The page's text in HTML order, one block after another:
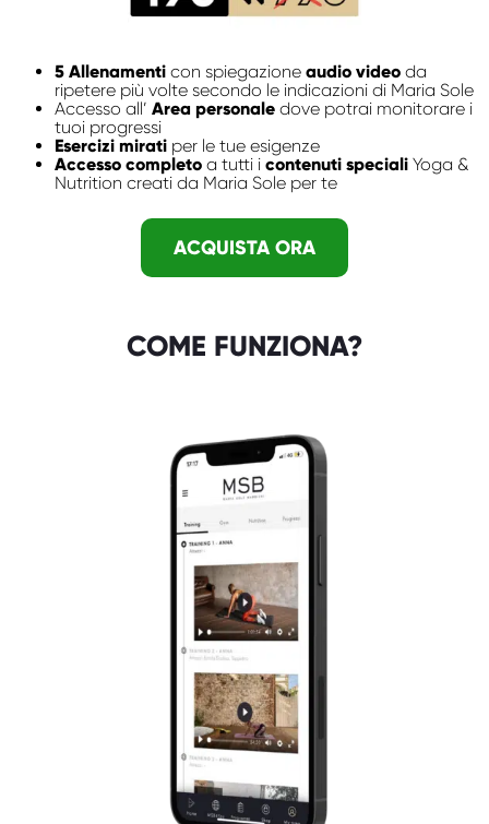
5 Allenamenti con spiegazione audio video da
ripetere più volte secondo le indicazioni di Maria Sole
Accesso all’ Area personale dove potrai monitorare i
tuoi progressi
Esercizi mirati per le tue esigenze
Accesso completo a tutti i contenuti speciali Yoga &
Nutrition creati da Maria Sole per te
ACQUISTA ORA
COME FUNZIONA?